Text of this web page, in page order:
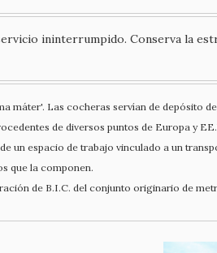
ininterrumpido. Conserva la
máter'. Las cocheras servían de depósito
de diversos puntos de Europa y
un espacio de trabajo vinculado a un
que la componen.
de B.I.C. del conjunto originario de